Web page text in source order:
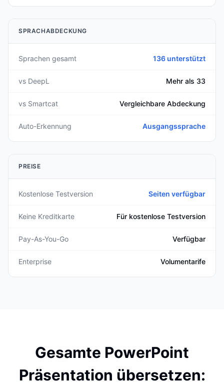
SPRACHABDECKUNG
Sprachen gesamt 136 unterstützt
vs DeepL Mehr als 33
vs Smartcat Vergleichbare Abdeckung
Auto-Erkennung Ausgangssprache
PREISE
Kostenlose Testversion Seiten verfügbar
Keine Kreditkarte Für kostenlose Testversion
Pay-As-You-Go Verfügbar
Enterprise Volumentarife
Gesamte PowerPoint
Präsentation übersetzen: